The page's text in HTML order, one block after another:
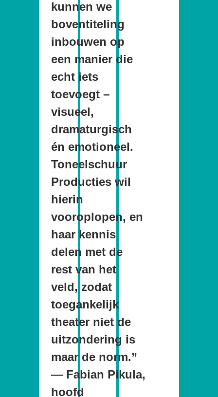
kunnen we
boventiteling
inbouwen op
een manier die
echt iets
toevoegt –
visueel,
dramaturgisch
én emotioneel.
Toneelschuur
Producties wil
hierin
vooroplopen, en
haar kennis
delen met de
rest van het
veld, zodat
toegankelijk
theater niet de
uitzondering is
maar de norm.”
— Fabian Pikula,
hoofd